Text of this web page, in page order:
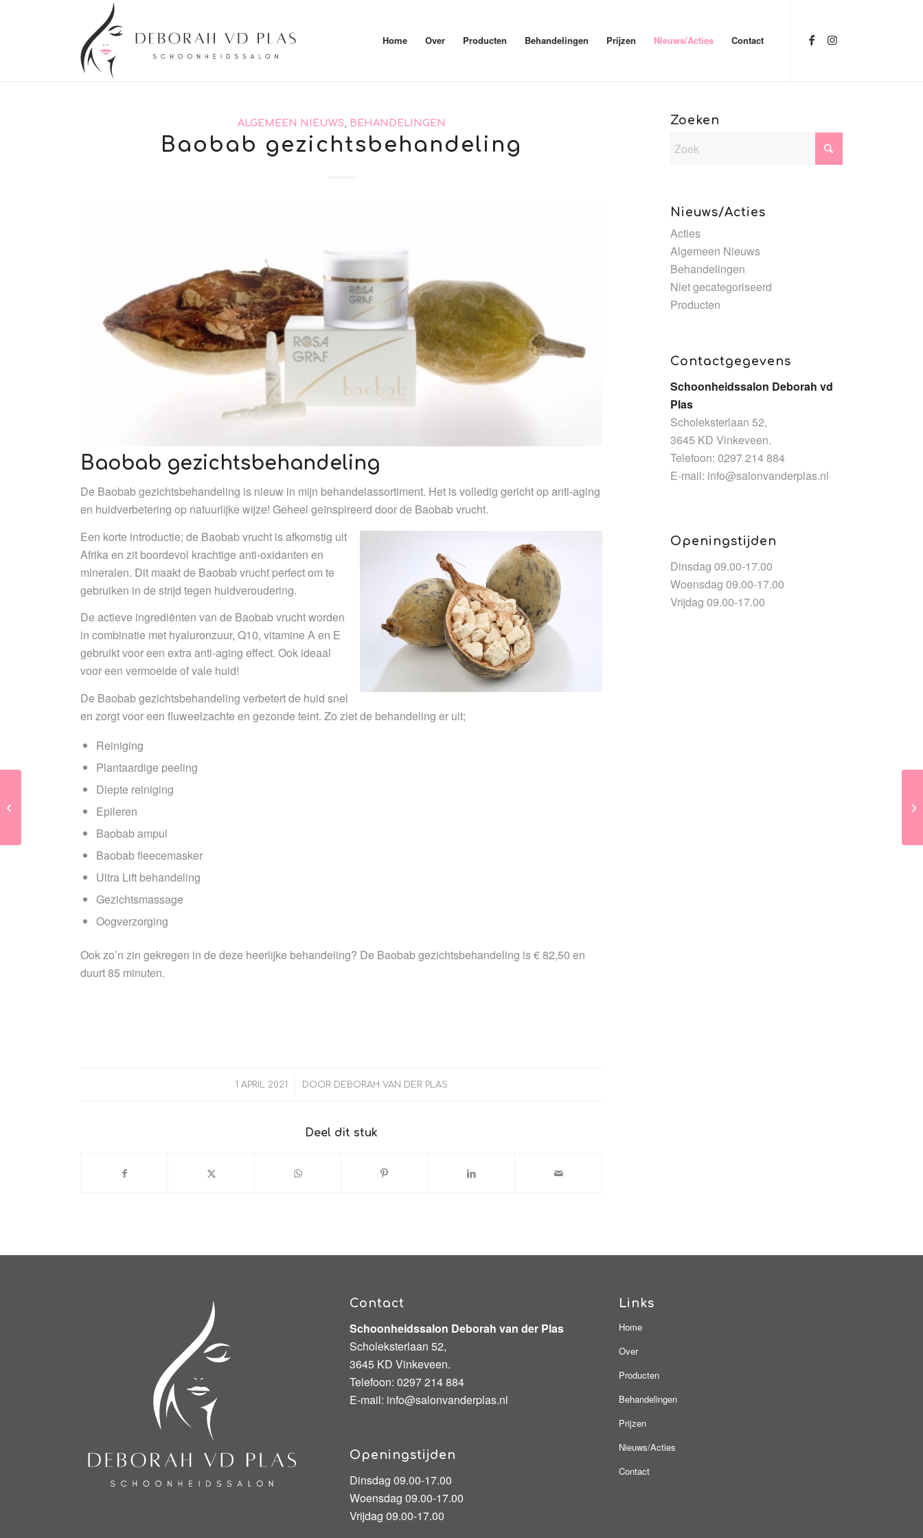
Home Over Producten Behandelingen Prijzen Nieuws/Acties Contact
ALGEMEEN NIEUWS, BEHANDELINGEN
Baobab gezichtsbehandeling
Baobab gezichtsbehandeling
De Baobab gezichtsbehandeling is nieuw in mijn behandelassortiment. Het is volledig gericht op anti-aging
en huidverbetering op natuurlijke wijze! Geheel geïnspireerd door de Baobab vrucht.
Een korte introductie; de Baobab vrucht is afkomstig uit
Afrika en zit boordevol krachtige anti-oxidanten en
mineralen. Dit maakt de Baobab vrucht perfect om te
gebruiken in de strijd tegen huidveroudering.
De actieve ingrediënten van de Baobab vrucht worden
in combinatie met hyaluronzuur, Q10, vitamine A en E
gebruikt voor een extra anti-aging effect. Ook ideaal
voor een vermoeide of vale huid!
De Baobab gezichtsbehandeling verbetert de huid snel
en zorgt voor een fluweelzachte en gezonde teint. Zo ziet de behandeling er uit;
Reiniging
Plantaardige peeling
Diepte reiniging
Epileren
Baobab ampul
Baobab fleecemasker
Ultra Lift behandeling
Gezichtsmassage
Oogverzorging
Ook zo’n zin gekregen in de deze heerlijke behandeling? De Baobab gezichtsbehandeling is € 82,50 en
duurt 85 minuten.
1 APRIL 2021
/ DOOR DEBORAH VAN DER PLAS
Deel dit stuk
Zoeken
Nieuws/Acties
Acties
Algemeen Nieuws
Behandelingen
Niet gecategoriseerd
Producten
Contactgegevens
Schoonheidssalon Deborah vd
Plas
Scholeksterlaan 52,
3645 KD Vinkeveen.
Telefoon: 0297 214 884
E-mail: info@salonvanderplas.nl
Openingstijden
Dinsdag 09.00-17.00
Woensdag 09.00-17.00
Vrijdag 09.00-17.00
Contact
Schoonheidssalon Deborah van der Plas
Scholeksterlaan 52,
3645 KD Vinkeveen.
Telefoon:0297 214 884
E-mail: info@salonvanderplas.nl
Openingstijden
Dinsdag 09.00-17.00
Woensdag 09.00-17.00
Vrijdag 09.00-17.00
Links
Home
Over
Producten
Behandelingen
Prijzen
Nieuws/Acties
Contact
Welcome Back